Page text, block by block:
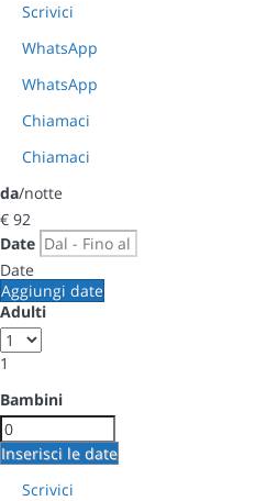
Scrivici
WhatsApp
WhatsApp
Chiamaci
Chiamaci
da/notte
€ 92
Date
Date
Aggiungi date
Adulti
1
Bambini
Inserisci le date
Scrivici